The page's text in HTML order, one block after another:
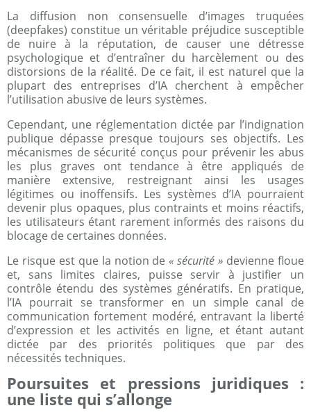
La diffusion non consensuelle d’images truquées
(deepfakes) constitue un véritable préjudice susceptible
de nuire à la réputation, de causer une détresse
psychologique et d’entraîner du harcèlement ou des
distorsions de la réalité. De ce fait, il est naturel que la
plupart des entreprises d’IA cherchent à empêcher
l’utilisation abusive de leurs systèmes.
Cependant, une réglementation dictée par l’indignation
publique dépasse presque toujours ses objectifs. Les
mécanismes de sécurité conçus pour prévenir les abus
les plus graves ont tendance à être appliqués de
manière extensive, restreignant ainsi les usages
légitimes ou inoffensifs. Les systèmes d’IA pourraient
devenir plus opaques, plus contraints et moins réactifs,
les utilisateurs étant rarement informés des raisons du
blocage de certaines données.
Le risque est que la notion de « sécurité » devienne floue
et, sans limites claires, puisse servir à justifier un
contrôle étendu des systèmes génératifs. En pratique,
l’IA pourrait se transformer en un simple canal de
communication fortement modéré, entravant la liberté
d’expression et les activités en ligne, et étant autant
dictée par des priorités politiques que par des
nécessités techniques.
Poursuites et pressions juridiques :
une liste qui s’allonge